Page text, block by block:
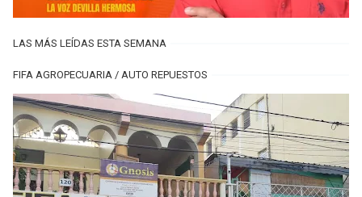
LAS MÁS LEÍDAS ESTA SEMANA
FIFA AGROPECUARIA / AUTO REPUESTOS